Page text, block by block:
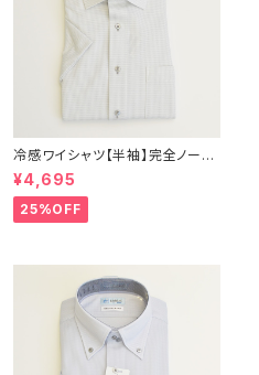
冷感ワイシャツ【半袖】完全ノーア
イロン i-Shirt｜-2℃冷却 形態
安定 レギュラーシルエット セミワ
イドカラー ドビー メンズ ビジネ
¥4,695
25%OFF